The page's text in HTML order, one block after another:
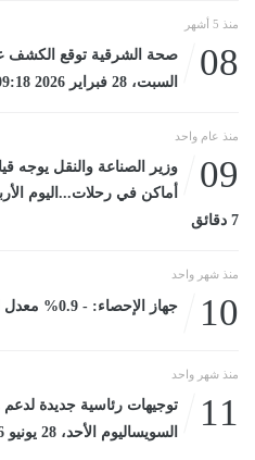
منذ 5 أشهر
08
السبت، 28 فبراير 2026 09:18 مـ
منذ عام واحد
09
وزير الصناعة والنقل يوجه
7 دقائق
منذ شهر واحد
10 جهاز الإحصاء: - 0.9% معدل التضخم الشهرى لشهر يونيو 2026
منذ شهر واحد
11
توجيهات رئاسية جديدة لدعم
السويساليوم الأحد، 28 يونيو 2026 01:52 مـ